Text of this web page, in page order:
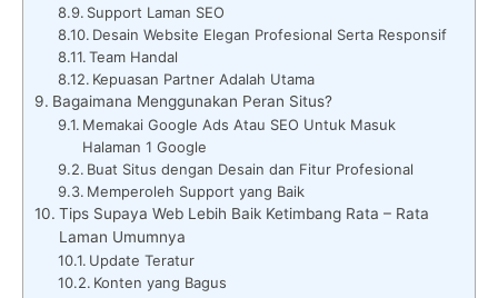
Support Laman SEO
Desain Website Elegan Profesional Serta Responsif
Team Handal
Kepuasan Partner Adalah Utama
Bagaimana Menggunakan Peran Situs?
Memakai Google Ads Atau SEO Untuk Masuk
Halaman 1 Google
Buat Situs dengan Desain dan Fitur Profesional
Memperoleh Support yang Baik
Tips Supaya Web Lebih Baik Ketimbang Rata – Rata
Laman Umumnya
Update Teratur
Konten yang Bagus